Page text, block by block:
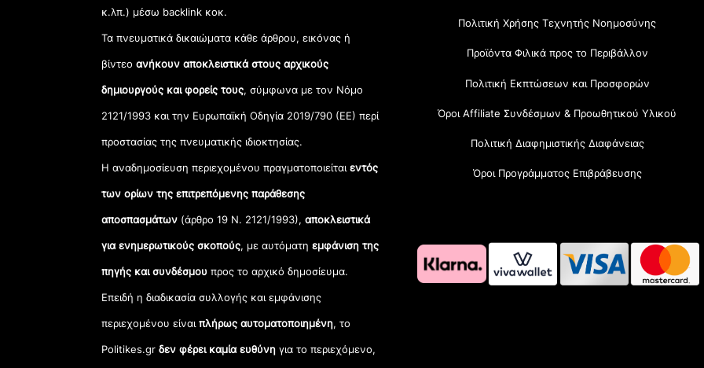
κ.λπ.) μέσω backlink κοκ.
Τα πνευματικά δικαιώματα κάθε άρθρου, εικόνας ή
βίντεοανήκουν αποκλειστικά στους αρχικούς
δημιουργούς και φορείς τους, σύμφωνα με τον Νόμο
2121/1993 και την Ευρωπαϊκή Οδηγία 2019/790 (ΕΕ) περί
προστασίας της πνευματικής ιδιοκτησίας.
Η αναδημοσίευση περιεχομένου πραγματοποιείταιεντός
των ορίων της επιτρεπόμενης παράθεσης
αποσπασμάτων (άρθρο 19 Ν. 2121/1993), αποκλειστικά
για ενημερωτικούς σκοπούς, με αυτόματηεμφάνιση της
πηγής και συνδέσμου προς το αρχικό δημοσίευμα.
Επειδή η διαδικασία συλλογής και εμφάνισης
περιεχομένου είναιπλήρως αυτοματοποιημένη, το
Politikes.grδεν φέρει καμία ευθύνη για το περιεχόμενο,
Πολιτική Χρήσης Τεχνητής Νοημοσύνης
Προϊόντα Φιλικά προς το Περιβάλλον
Πολιτική Εκπτώσεων και Προσφορών
Όροι Affiliate Συνδέσμων & Προωθητικού Υλικού
Πολιτική Διαφημιστικής Διαφάνειας
Όροι Προγράμματος Επιβράβευσης